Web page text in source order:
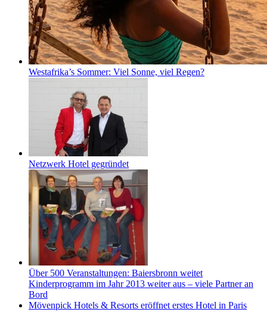
Westafrika’s Sommer: Viel Sonne, viel Regen?
Netzwerk Hotel gegründet
Über 500 Veranstaltungen: Baiersbronn weitet
Kinderprogramm im Jahr 2013 weiter aus – viele Partner an
Bord
Mövenpick Hotels & Resorts eröffnet erstes Hotel in Paris